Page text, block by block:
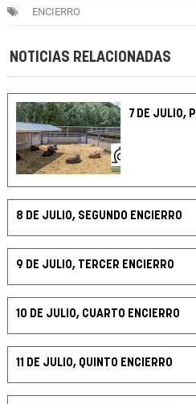
ENCIERRO
NOTICIAS RELACIONADAS
7 DE JULIO,
8 DE JULIO, SEGUNDO ENCIERRO
9 DE JULIO, TERCER ENCIERRO
10 DE JULIO, CUARTO ENCIERRO
11 DE JULIO, QUINTO ENCIERRO